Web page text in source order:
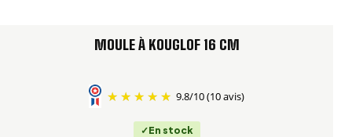
MOULE À KOUGLOF 16 CM
9.8/10(10 avis)
En stock